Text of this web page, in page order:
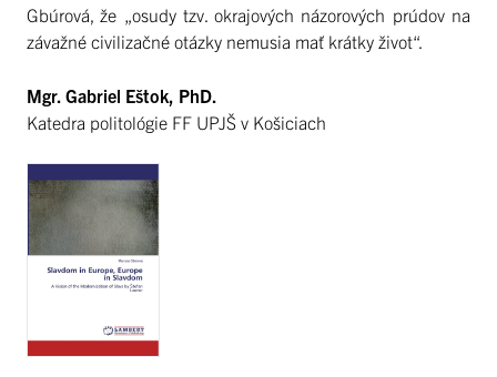
Gbúrová, že „osudy tzv. okrajových názorových prúdov na
závažné civilizačné otázky nemusia mať krátky život“.
Mgr. Gabriel Eštok, PhD.
Katedra politológie FF UPJŠ v Košiciach